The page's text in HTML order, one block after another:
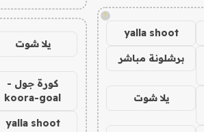
!
yalla shoot
برشلونة مباشر
يلا شوت
يلا شوت
كورة جول -
koora-goal
yalla shoot